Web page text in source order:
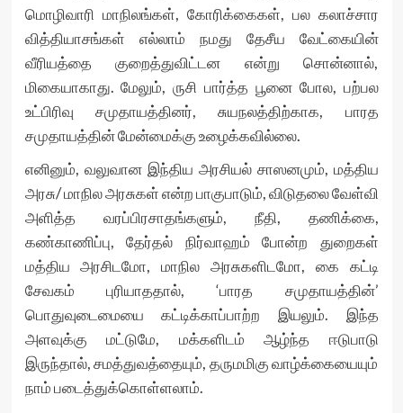
மொழிவாரி மாநிலங்கள், கோரிக்கைகள், பல கலாச்சார
வித்தியாசங்கள் எல்லாம் நமது தேசீய வேட்கையின்
வீரியத்தை குறைத்துவிட்டன என்று சொன்னால்,
மிகையாகாது. மேலும், ருசி பார்த்த பூனை போல, பற்பல
உட்பிரிவு சமுதாயத்தினர், சுயநலத்திற்காக, பாரத
சமுதாயத்தின் மேன்மைக்கு உழைக்கவில்லை.
எனினும், வலுவான இந்திய அரசியல் சாஸனமும், மத்திய
அரசு/ மாநில அரசுகள் என்ற பாகுபாடும், விடுதலை வேள்வி
அளித்த வரப்பிரசாதங்களும், நீதி, தணிக்கை,
கண்காணிப்பு, தேர்தல் நிர்வாஹம் போன்ற துறைகள்
மத்திய அரசிடமோ, மாநில அரசுகளிடமோ, கை கட்டி
சேவகம் புரியாததால், ‘பாரத சமுதாயத்தின்’
பொதுவுடைமையை கட்டிக்காப்பாற்ற இயலும். இந்த
அளவுக்கு மட்டுமே, மக்களிடம் ஆழ்ந்த ஈடுபாடு
இருந்தால், சமத்துவத்தையும், தருமமிகு வாழ்க்கையையும்
நாம் படைத்துக்கொள்ளலாம்.